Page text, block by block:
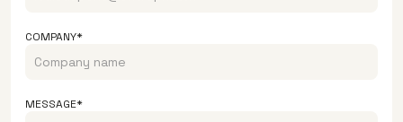
COMPANY*
MESSAGE*